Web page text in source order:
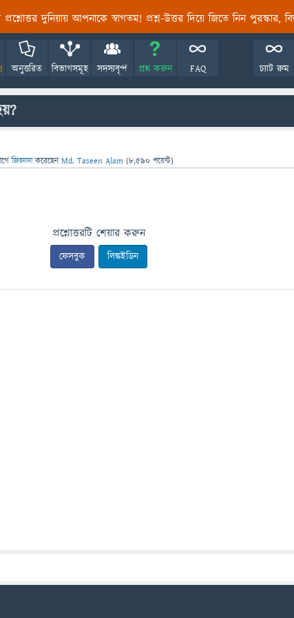
প্রশ্নোত্তর দুনিয়ায় আপনাকে স্বাগতম! প্রশ্ন-উত্তর দিয়ে জিতে নিন পুরস্কার,
অনুত্তরিত বিভাগসমূহ সদস্যবৃন্দ প্রশ্ন করুন FAQ চ্যাট রুম
জিজ্ঞাসাকরেছেনMd. Taseen Alam (8,590 পয়েন্ট)
প্রশ্নোত্তরটি শেয়ার করুন
ফেসবুক লিঙ্কইডিন